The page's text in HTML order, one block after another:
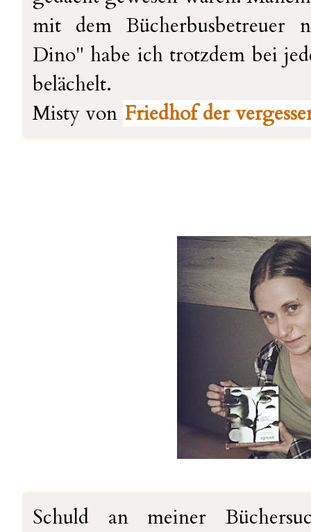
mit dem Bücherbusbetreuer
Dino" habe ich trotzdem bei
belächelt.
Misty von Friedhof der
Schuld an meiner